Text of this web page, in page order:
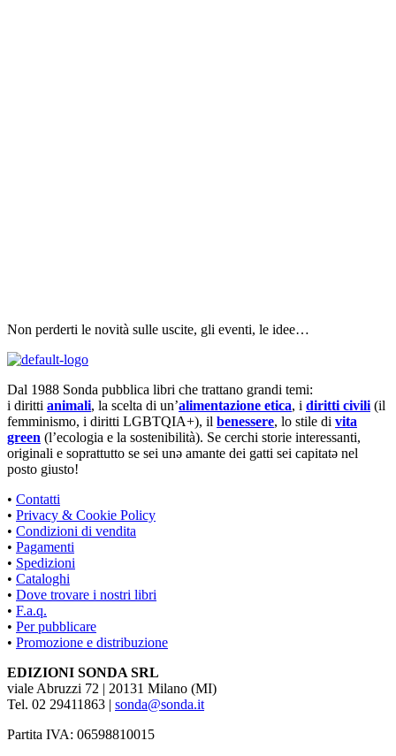
Non perderti le novità sulle uscite, gli eventi, le idee…
Dal 1988 Sonda pubblica libri che trattano grandi temi:
i diritti animali, la scelta di un’alimentazione etica, i diritti civili (il
femminismo, i diritti LGBTQIA+), il benessere, lo stile di vita
green (l’ecologia e la sostenibilità). Se cerchi storie interessanti,
originali e soprattutto se sei unə amante dei gatti sei capitatə nel
posto giusto!
• Contatti
• Privacy & Cookie Policy
• Condizioni di vendita
• Pagamenti
• Spedizioni
• Cataloghi
• Dove trovare i nostri libri
• F.a.q.
• Per pubblicare
• Promozione e distribuzione
EDIZIONI SONDA SRL
viale Abruzzi 72 | 20131 Milano (MI)
Tel. 02 29411863 | sonda@sonda.it
Partita IVA: 06598810015